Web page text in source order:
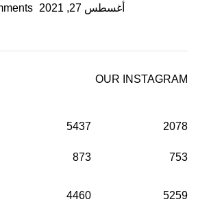
أغسطس 27, 2021
OUR INSTAGRAM
2078
753
5437
873
5259
4460